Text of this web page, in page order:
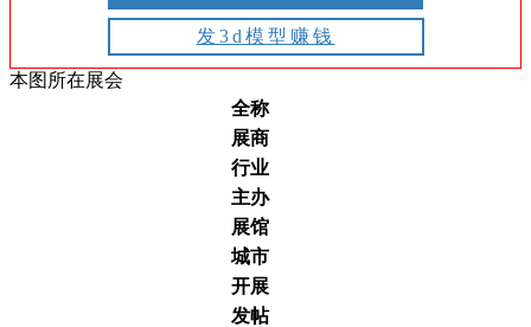
发3d模型赚钱
本图所在展会
全称
展商
行业
主办
展馆
城市
开展
发帖